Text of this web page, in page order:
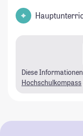
Diese
Hochschulkompass